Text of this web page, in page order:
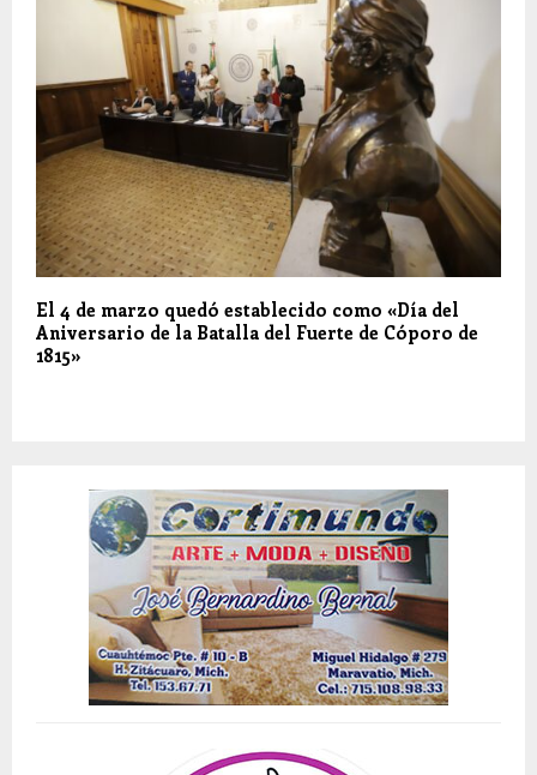
El 4 de marzo quedó establecido como «Día del
Aniversario de la Batalla del Fuerte de Cóporo de
1815»